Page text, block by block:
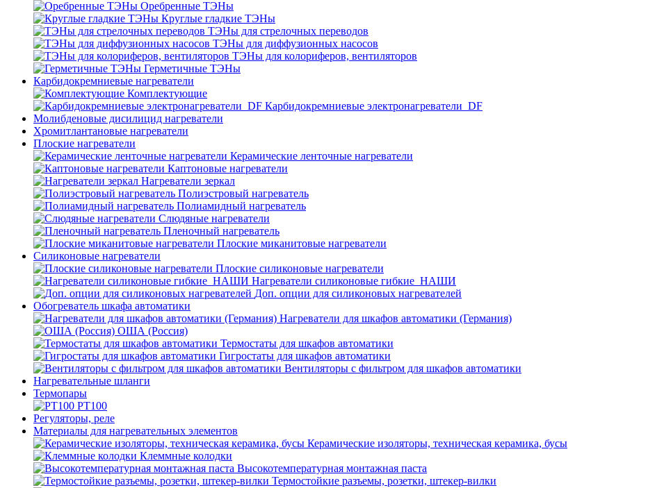
Оребренные ТЭНы
Круглые гладкие ТЭНы
ТЭНы для стрелочных переводов
ТЭНы для диффузионных насосов
ТЭНы для колориферов, вентиляторов
Герметичные ТЭНы
Карбидокремниевые нагреватели
Комплектующие
Карбидокремниевые электронагреватели_DF
Молибденовые дисилицид нагреватели
Хромитлантановые нагреватели
Плоские нагреватели
Керамические ленточные нагреватели
Каптоновые нагреватели
Нагреватели зеркал
Полиэстровый нагреватель
Полиамидный нагреватель
Слюдяные нагреватели
Пленочный нагреватель
Плоские миканитовые нагреватели
Силиконовые нагреватели
Плоские силиконовые нагреватели
Нагреватели силиконовые гибкие_НАШИ
Доп. опции для силиконовых нагревателей
Обогреватель шкафа автоматики
Нагреватели для шкафов автоматики (Германия)
ОША (Россия)
Термостаты для шкафов автоматики
Гигростаты для шкафов автоматики
Вентиляторы с фильтром для шкафов автоматики
Нагревательные шланги
Термопары
PT100
Регуляторы, реле
Материалы для нагревательных элементов
Керамические изоляторы, техническая керамика, бусы
Клеммные колодки
Высокотемпературная монтажная паста
Термостойкие разъемы, розетки, штекер-вилки